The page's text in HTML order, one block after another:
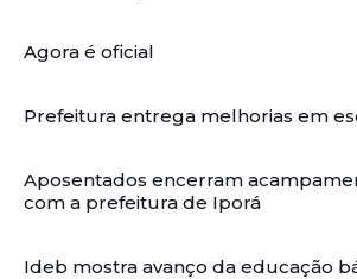
Agora é oficial
Prefeitura entrega melhorias em
Aposentados encerram
com a prefeitura de Iporá
Ideb mostra avanço da educação